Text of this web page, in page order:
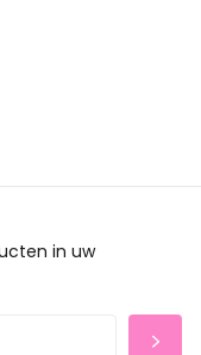
in uw